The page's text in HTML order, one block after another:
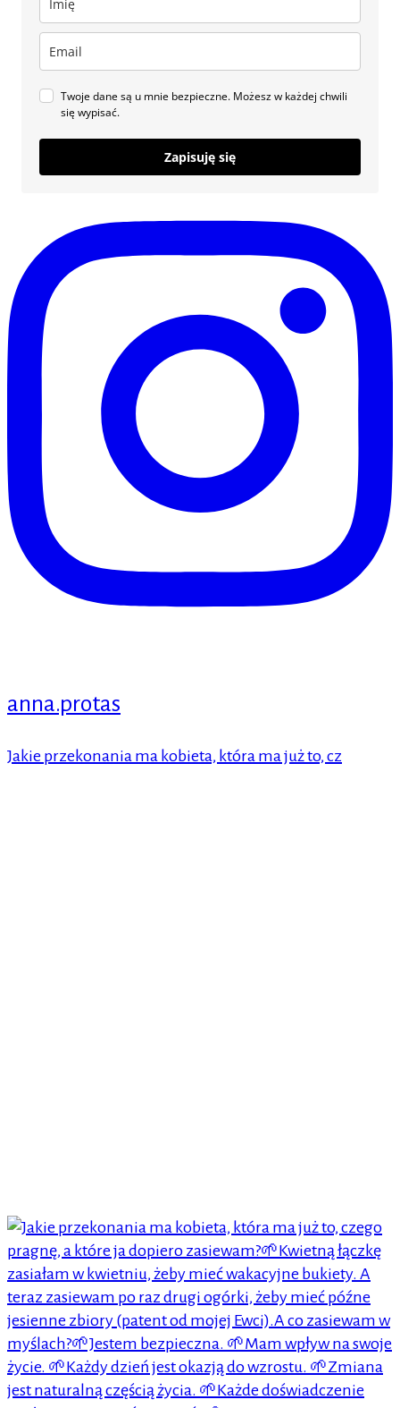
Twoje dane są u mnie bezpieczne. Możesz w każdej chwili
się wypisać.
Zapisuję się
anna.protas
Jakie przekonania ma kobieta, która ma już to, cz